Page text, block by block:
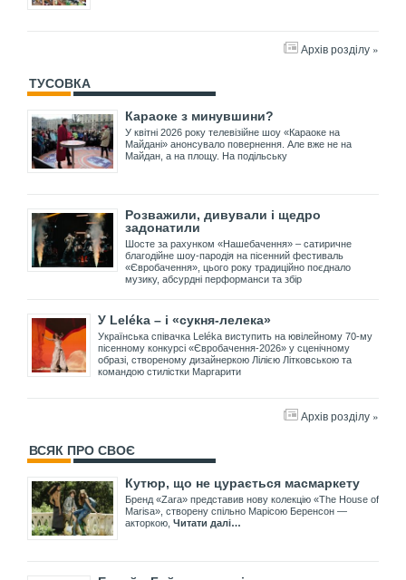
Архів розділу »
ТУСОВКА
Караоке з минувшини?
У квітні 2026 року телевізійне шоу «Караоке на
Майдані» анонсувало повернення. Але вже не на
Майдан, а на площу. На подільську
Розважили, дивували і щедро
задонатили
Шосте за рахунком «Нашебачення» – сатиричне
благодійне шоу-пародія на пісенний фестиваль
«Євробачення», цього року традиційно поєднало
музику, абсурдні перформанси та збір
У Leléka – і «сукня-лелека»
Українська співачка Leléka виступить на ювілейному 70-му
пісенному конкурсі «Євробачення-2026» у сценічному
образі, створеному дизайнеркою Лілією Літковською та
командою стилістки Маргарити
Архів розділу »
ВСЯК ПРО СВОЄ
Кутюр, що не цурається масмаркету
Бренд «Zara» представив нову колекцію «The House of
Marisa», створену спільно Марісою Беренсон —
акторкою, Читати далі…